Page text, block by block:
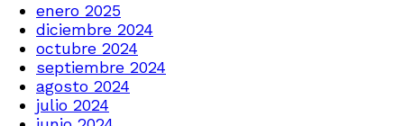
enero 2025
diciembre 2024
octubre 2024
septiembre 2024
agosto 2024
julio 2024